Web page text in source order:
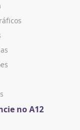
no A12